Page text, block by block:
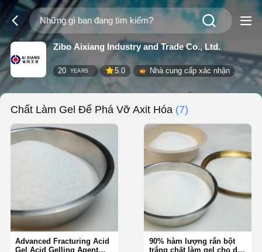
Zibo Aixiang Industry and Trade Co., Ltd.
20 YEARS 5.0 Nhà cung cấp xác nhận
Chất Làm Gel Để Phá Vỡ Axit Hóa (7)
Advanced Fracturing Acid
Gel Acid Gelling Agent
90% hàm lượng rắn bột
trắng chất làm gel cho dầu